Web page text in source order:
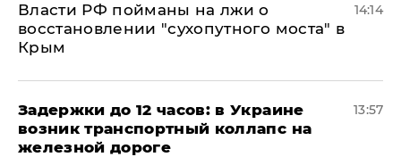
Власти РФ пойманы на лжи о
восстановлении "сухопутного моста" в
Крым
14:14
Задержки до 12 часов: в Украине
возник транспортный коллапс на
железной дороге
13:57